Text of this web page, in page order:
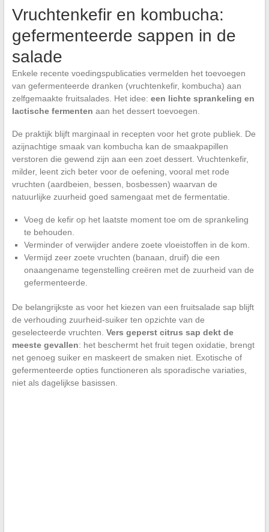
Vruchtenkefir en kombucha:
gefermenteerde sappen in de
salade
Enkele recente voedingspublicaties vermelden het toevoegen
van gefermenteerde dranken (vruchtenkefir, kombucha) aan
zelfgemaakte fruitsalades. Het idee: een lichte sprankeling en
lactische fermenten aan het dessert toevoegen.
De praktijk blijft marginaal in recepten voor het grote publiek. De
azijnachtige smaak van kombucha kan de smaakpapillen
verstoren die gewend zijn aan een zoet dessert. Vruchtenkefir,
milder, leent zich beter voor de oefening, vooral met rode
vruchten (aardbeien, bessen, bosbessen) waarvan de
natuurlijke zuurheid goed samengaat met de fermentatie.
Voeg de kefir op het laatste moment toe om de sprankeling
te behouden.
Verminder of verwijder andere zoete vloeistoffen in de kom.
Vermijd zeer zoete vruchten (banaan, druif) die een
onaangename tegenstelling creëren met de zuurheid van de
gefermenteerde.
De belangrijkste as voor het kiezen van een fruitsalade sap blijft
de verhouding zuurheid-suiker ten opzichte van de
geselecteerde vruchten. Vers geperst citrus sap dekt de
meeste gevallen: het beschermt het fruit tegen oxidatie, brengt
net genoeg suiker en maskeert de smaken niet. Exotische of
gefermenteerde opties functioneren als sporadische variaties,
niet als dagelijkse basissen.